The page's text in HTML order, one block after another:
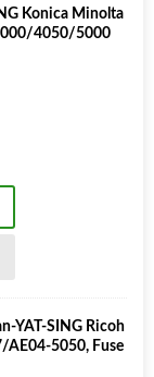
Konica Minolta
4050/5000
YAT-SING Ricoh
5050, Fuse